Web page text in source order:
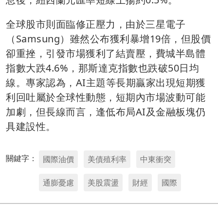
全球股市則面臨修正壓力，由於三星電子
（Samsung）雖然公布獲利暴增19倍，但股價
卻重挫，引發市場獲利了結賣壓，費城半島體
指數大跌4.6%，那斯達克指數也跌破50日均
線。專家認為，AI主題等長期贏家出現短期獲
利回吐屬於全球性動態，短期內市場波動可能
加劇，但長線而言，逢低布局AI及金融板塊仍
具建設性。
關鍵字： 國際油價 美債殖利率 中東衝突
通膨憂慮 美股震盪 財經 國際